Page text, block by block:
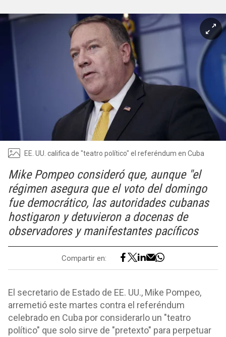
EE. UU. califica de "teatro político" el referéndum en Cuba
Mike Pompeo consideró que, aunque "el
régimen asegura que el voto del domingo
fue democrático, las autoridades cubanas
hostigaron y detuvieron a docenas de
observadores y manifestantes pacíficos
Compartir en:
El secretario de Estado de EE. UU., Mike Pompeo,
arremetió este martes contra el referéndum
celebrado en Cuba por considerarlo un "teatro
político" que solo sirve de "pretexto" para perpetuar